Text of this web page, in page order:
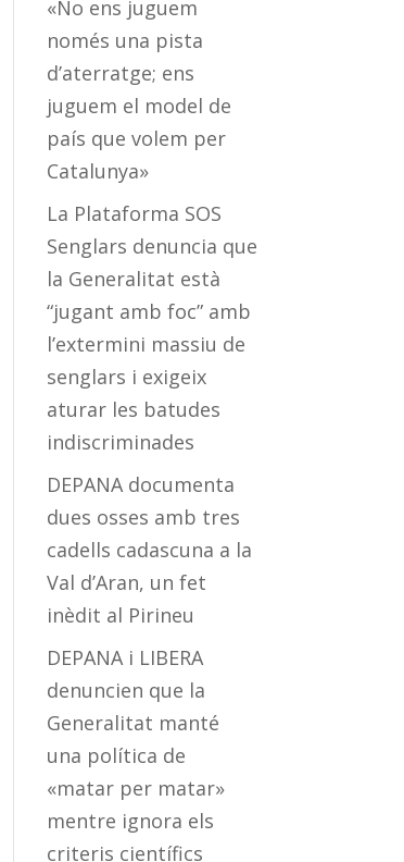
«No ens juguem
només una pista
d’aterratge; ens
juguem el model de
país que volem per
Catalunya»
La Plataforma SOS
Senglars denuncia que
la Generalitat està
“jugant amb foc” amb
l’extermini massiu de
senglars i exigeix
aturar les batudes
indiscriminades
DEPANA documenta
dues osses amb tres
cadells cadascuna a la
Val d’Aran, un fet
inèdit al Pirineu
DEPANA i LIBERA
denuncien que la
Generalitat manté
una política de
«matar per matar»
mentre ignora els
criteris científics